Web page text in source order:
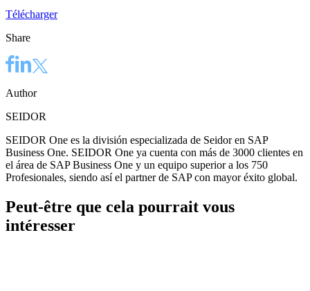
Télécharger
Share
Author
SEIDOR
SEIDOR One es la división especializada de Seidor en SAP
Business One. SEIDOR One ya cuenta con más de 3000 clientes en
el área de SAP Business One y un equipo superior a los 750
Profesionales, siendo así el partner de SAP con mayor éxito global.
Peut-être que cela pourrait vous
intéresser